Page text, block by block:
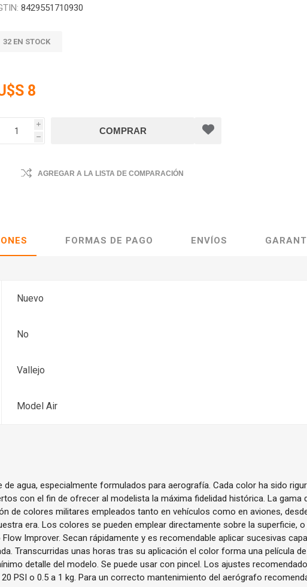
8429551710930
32 EN STOCK
8
i
h
AGREGAR A LA LISTA DE COMPARACIÓN
FORMAS DE PAGO ENVÍOS
Nuevo
No
Vallejo
Model Air
agua, especialmente formulados para aerografía. Cada color ha sido
con el fin de ofrecer al modelista la máxima fidelidad histórica. La gama
de colores militares empleados tanto en vehículos como en aviones,
era. Los colores se pueden emplear directamente sobre la superficie,
Improver. Secan rápidamente y es recomendable aplicar sucesivas
Transcurridas unas horas tras su aplicación el color forma una película
detalle del modelo. Se puede usar con pincel. Los ajustes
PSI o 0.5 a 1 kg. Para un correcto mantenimiento del aerógrafo